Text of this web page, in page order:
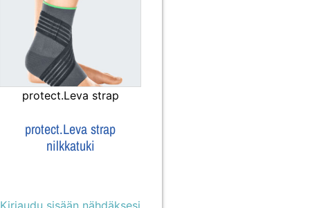
protect.Leva strap
protect.Leva strap
nilkkatuki
Kirjaudu sisään nähdäksesi